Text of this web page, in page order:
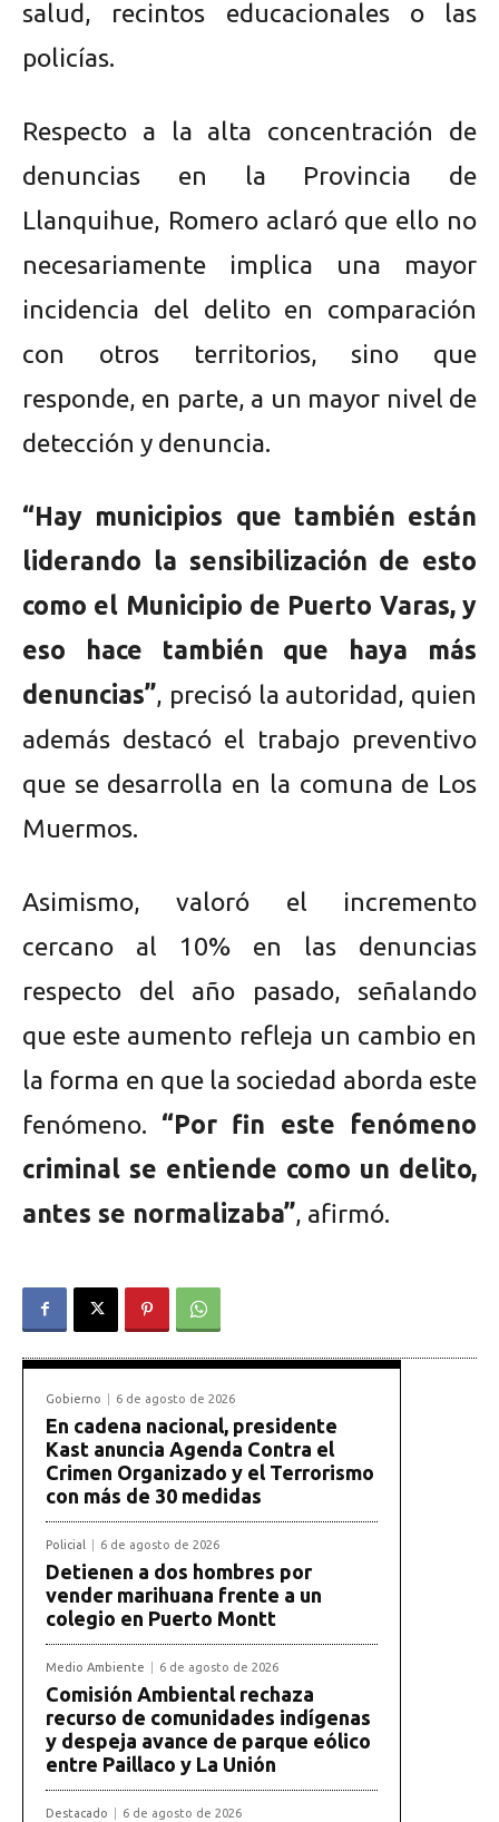
salud, recintos educacionales o las
policías.
Respecto a la alta concentración de
denuncias en la Provincia de
Llanquihue, Romero aclaró que ello no
necesariamente implica una mayor
incidencia del delito en comparación
con otros territorios, sino que
responde, en parte, a un mayor nivel de
detección y denuncia.
“Hay municipios que también están
liderando la sensibilización de esto
como el Municipio de Puerto Varas, y
eso hace también que haya más
denuncias”, precisó la autoridad, quien
además destacó el trabajo preventivo
que se desarrolla en la comuna de Los
Muermos.
Asimismo, valoró el incremento
cercano al 10% en las denuncias
respecto del año pasado, señalando
que este aumento refleja un cambio en
la forma en que la sociedad aborda este
fenómeno. “Por fin este fenómeno
criminal se entiende como un delito,
antes se normalizaba”, afirmó.
Gobierno 6 de agosto de 2026
En cadena nacional, presidente
Kast anuncia Agenda Contra el
Crimen Organizado y el Terrorismo
con más de 30 medidas
Policial 6 de agosto de 2026
Detienen a dos hombres por
vender marihuana frente a un
colegio en Puerto Montt
Medio Ambiente 6 de agosto de 2026
Comisión Ambiental rechaza
recurso de comunidades indígenas
y despeja avance de parque eólico
entre Paillaco y La Unión
Destacado 6 de agosto de 2026